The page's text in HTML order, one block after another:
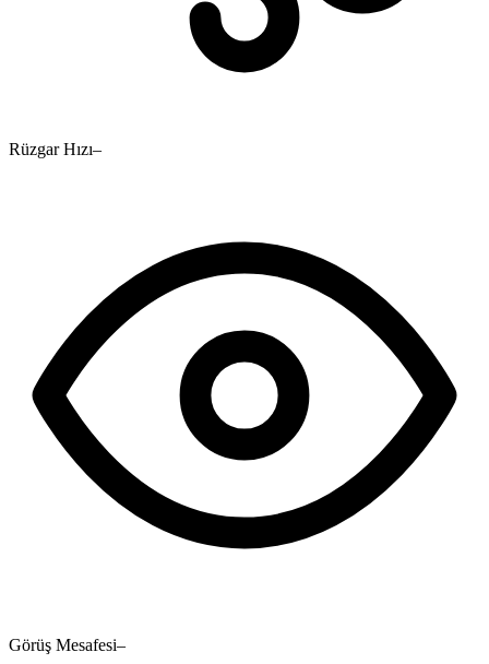
Rüzgar Hızı–
Görüş Mesafesi–